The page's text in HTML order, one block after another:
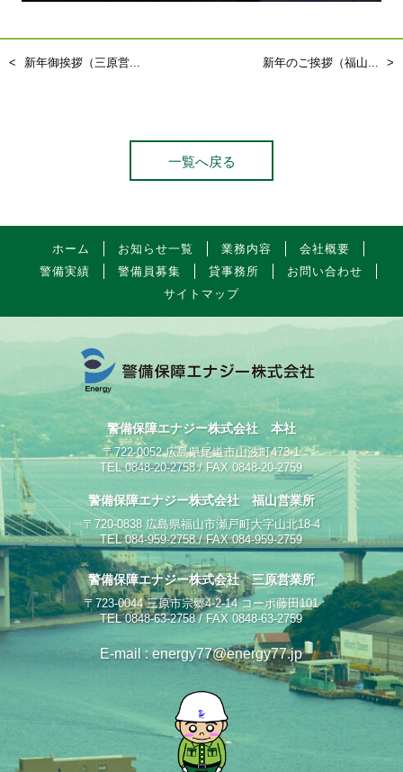
新年御挨拶（三原営... 新年のご挨拶（福山...
一覧へ戻る
ホーム お知らせ一覧 業務内容
会社概要
警備実績
警備員募集 貸事務所
お問い合わせ
サイトマップ
警備保障エナジー株式会社 本社
〒722-0052 広島県尾道市山波町473-1
TEL 0848-20-2758 / FAX 0848-20-2759
警備保障エナジー株式会社 福山営業所
〒720-0838 広島県福山市瀬戸町大字山北18-4
TEL 084-959-2758 / FAX 084-959-2759
警備保障エナジー株式会社 三原営業所
〒723-0044 三原市宗郷4-2-14 コーポ藤田101
TEL 0848-63-2758 / FAX 0848-63-2759
E-mail : energy77@energy77.jp